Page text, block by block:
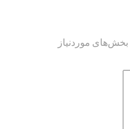
بخش‌های موردنیاز